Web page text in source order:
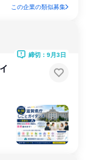
この企業の類似募集
締切：9月3日